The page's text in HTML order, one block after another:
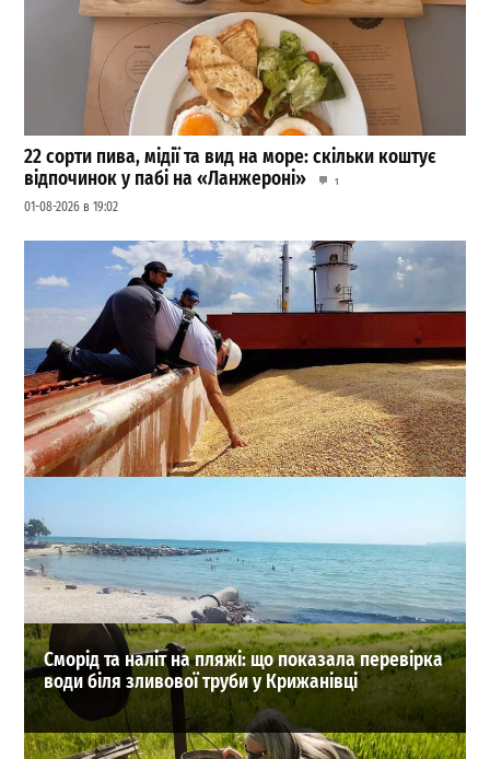
22 сорти пива, мідії та вид на море: скільки коштує
відпочинок у пабі на «Ланжероні»
1
01-08-2026 в 19:02
екстрено знизив експортні ціни на зерно
04-08-2026 в 17:28
ВИБІР РЕДАКЦІЇ
Сморід та наліт на пляжі: що показала перевірка
води біля зливової труби у Крижанівці